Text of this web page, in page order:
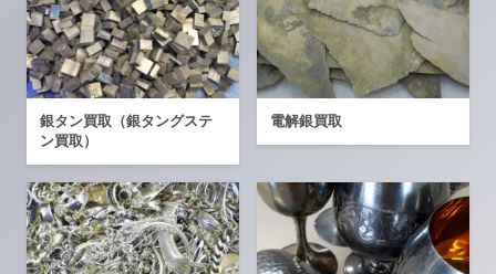
銀タン買取（銀タングステ
ン買取）
電解銀買取